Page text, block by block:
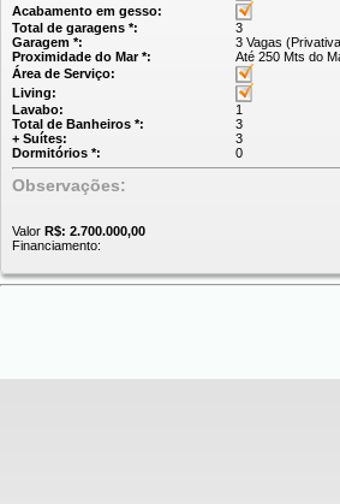
Acabamento em gesso:
Total de garagens *:
3
Garagem *:
3 Vagas
Proximidade do Mar *:
Até 250 Mts do
Área de Serviço:
Living:
Lavabo:
1
Total de Banheiros *:
3
+ Suítes:
3
Dormitórios *:
0
Observações:
Valor R$: 2.700.000,00
Financiamento: